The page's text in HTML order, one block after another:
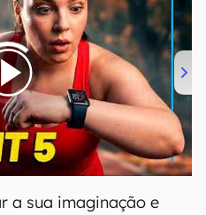
a sua imaginação e